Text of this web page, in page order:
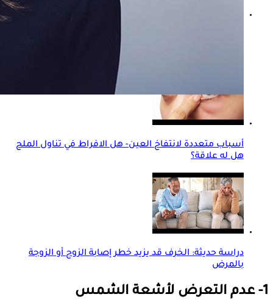
أسباب متعددة لانتفاخ العين- هل الافراط في تناول الملح
هل له علاقة؟
دراسة حديثة: الخرف قد يزيد خطر إصابة الزوج أو الزوجة
بالمرض
1- عدم التعرض لأشعة الشمس